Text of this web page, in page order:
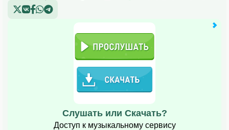
Слушать или Скачать?
Доступ к музыкальному сервису